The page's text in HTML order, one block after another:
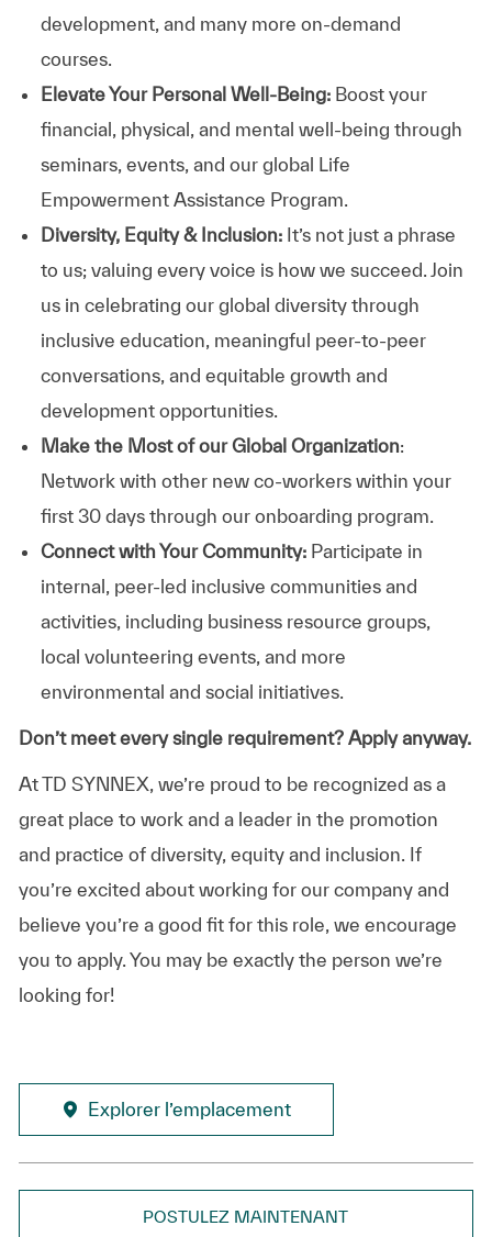
development, and many more on-demand
courses.
Elevate Your Personal Well-Being:Boost your
financial, physical, and mental well-being through
seminars, events, and our global Life
Empowerment Assistance Program.
Diversity, Equity & Inclusion: It’s not just a phrase
to us; valuing every voice is how we succeed. Join
us in celebrating our global diversity through
inclusive education, meaningful peer-to-peer
conversations, and equitable growth and
development opportunities.
Make the Most of our Global Organization:
Network with other new co-workers within your
first 30 days through our onboarding program.
Connect with Your Community:Participate in
internal, peer-led inclusive communities and
activities, including business resource groups,
local volunteering events, and more
environmental and social initiatives.
Don’t meet every single requirement? Apply anyway.
At TD SYNNEX, we’re proud to be recognized as a
great place to work and a leader in the promotion
and practice of diversity, equity and inclusion. If
you’re excited about working for our company and
believe you’re a good fit for this role, we encourage
you to apply. You may be exactly the person we’re
looking for!
Explorer l’emplacement
POSTULEZ MAINTENANT